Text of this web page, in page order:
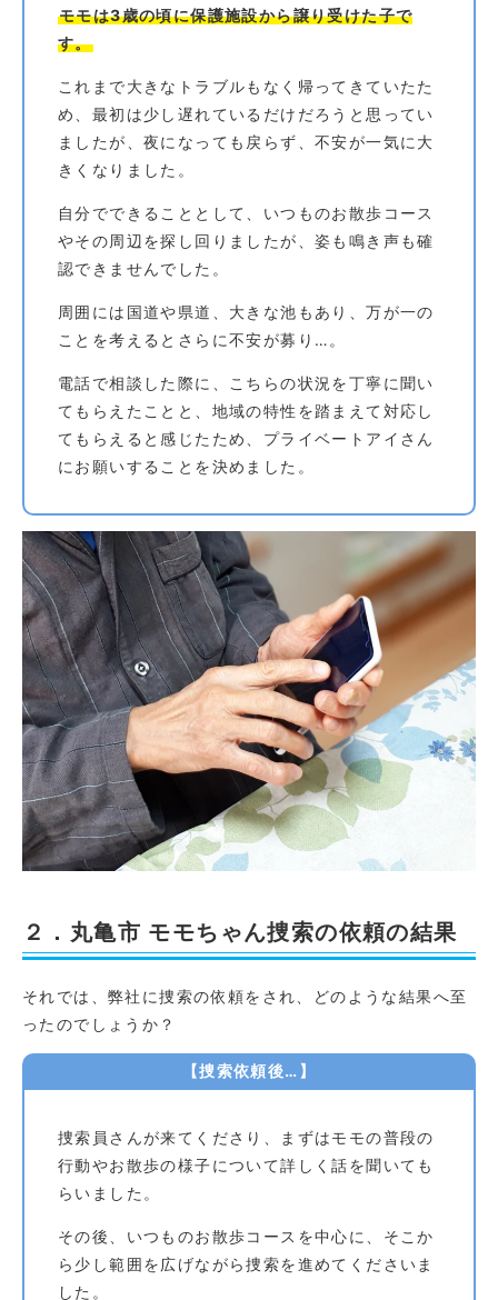
モモは3歳の頃に保護施設から譲り受けた子で
す。
これまで大きなトラブルもなく帰ってきていたた
め、最初は少し遅れているだけだろうと思ってい
ましたが、夜になっても戻らず、不安が一気に大
きくなりました。
自分でできることとして、いつものお散歩コース
やその周辺を探し回りましたが、姿も鳴き声も確
認できませんでした。
周囲には国道や県道、大きな池もあり、万が一の
ことを考えるとさらに不安が募り…。
電話で相談した際に、こちらの状況を丁寧に聞い
てもらえたことと、地域の特性を踏まえて対応し
てもらえると感じたため、プライベートアイさん
にお願いすることを決めました。
２．丸亀市 モモちゃん捜索の依頼の結果
それでは、弊社に捜索の依頼をされ、どのような結果へ至
ったのでしょうか？
【捜索依頼後…】
捜索員さんが来てくださり、まずはモモの普段の
行動やお散歩の様子について詳しく話を聞いても
らいました。
その後、いつものお散歩コースを中心に、そこか
ら少し範囲を広げながら捜索を進めてくださいま
した。